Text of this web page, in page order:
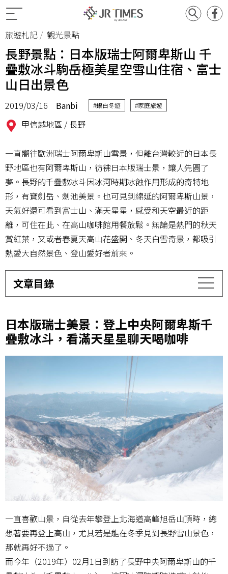
旅遊札記 觀光景點
長野景點：日本版瑞士阿爾卑斯山 千
疊敷冰斗駒岳極美星空雪山住宿、富士
山日出景色
2019/03/16 Banbi #銀白冬遊 #家庭旅遊
甲信越地區 / 長野
一直嚮往歐洲瑞士阿爾卑斯山雪景，但離台灣較近的日本長
野地區也有阿爾卑斯山，彷彿日本版瑞士景，讓人先圓了
夢。長野的千疊敷冰斗因冰河時期冰蝕作用形成的奇特地
形，有寶劍岳、劍池美景。也可見到綿延的阿爾卑斯山景，
天氣好還可看到富士山、滿天星星，感受和天空最近的距
離，可住在此、在高山咖啡館用餐放鬆。無論是熱門的秋天
賞紅葉，又或者春夏天高山花盛開、冬天白雪奇景，都吸引
熱愛大自然景色、登山愛好者前來。
文章目錄
日本版瑞士美景：登上中央阿爾卑斯千
疊敷冰斗，看滿天星星聊天喝咖啡
一直喜歡山景，自從去年攀登上北海道高峰旭岳山頂時，總
想著要再登上高山，尤其若是能在冬季見到長野雪山景色，
那就再好不過了。
而今年（2019年）02月1日到訪了長野中央阿爾卑斯山的千